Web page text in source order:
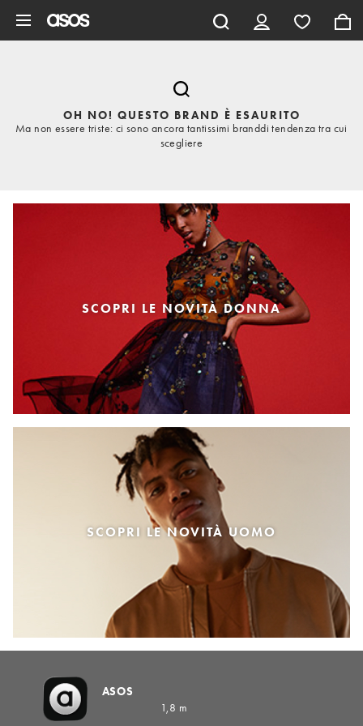
OH NO! QUESTO BRAND È ESAURITO
Ma non essere triste: ci sono ancora tantissimi branddi tendenza tra cui
scegliere
SCOPRI LE NOVITÀ DONNA
SCOPRI LE NOVITÀ UOMO
ASOS
1,8 m